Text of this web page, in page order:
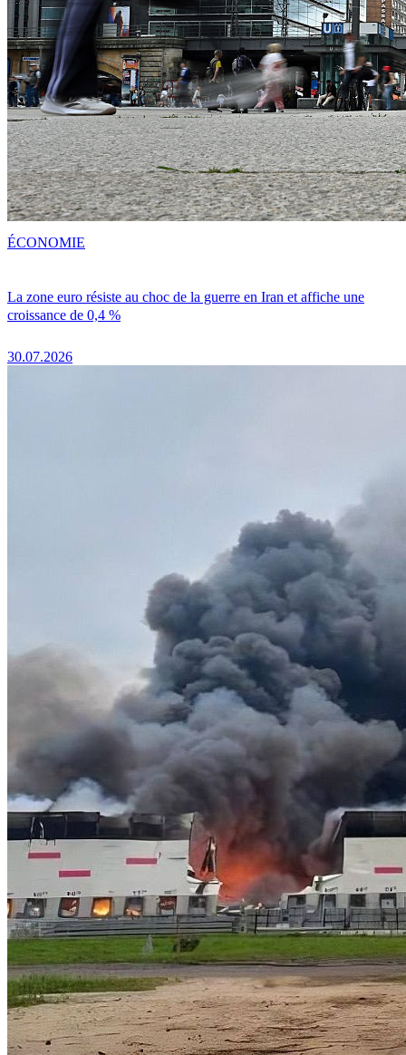
La zone euro résiste au choc de la guerre en Iran et affiche une
croissance de 0,4 %
30.07.2026
ÉCONOMIE